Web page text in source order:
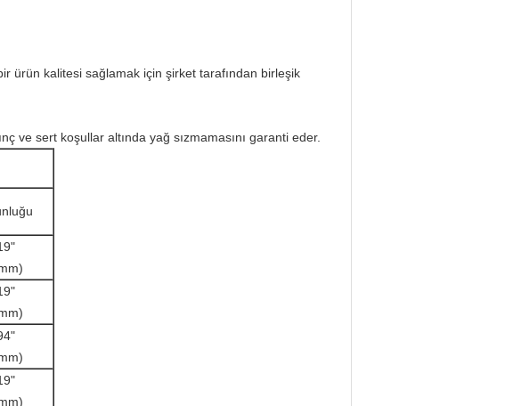
ürün kalitesi sağlamak için şirket tarafından birleşik
ve sert koşullar altında yağ sızmamasını garanti eder.